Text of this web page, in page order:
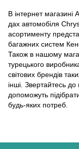
В інтернет
дах автомобіля
асортименту
багажних систем
Також в нашому
турецького
світових брендів
інші. Звертайтесь
допоможуть
будь-яких потреб.